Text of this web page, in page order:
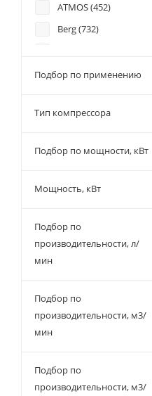
ATMOS (452)
Berg (732)
Chicago Pneumatic (
COMPRAG (245
Dali (
Ekomak (
Fiac (582)
General Force (218)
KRAFTMANN (
Подбор по применению
Тип компрессора
Подбор по мощности, кВт
Мощность, кВт
Подбор по
производительности, л/
мин
Подбор по
производительности, м3/
мин
Подбор по
производительности, м3/